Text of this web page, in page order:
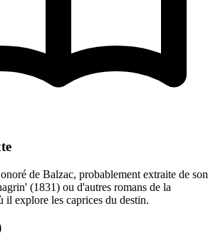
de Balzac, probablement extraite de son
(1831) ou d'autres romans de la
il explore les caprices du destin.